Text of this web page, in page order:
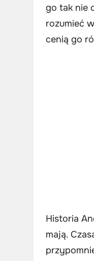
go tak nie
rozumieć
cenią go
Historia
mają.